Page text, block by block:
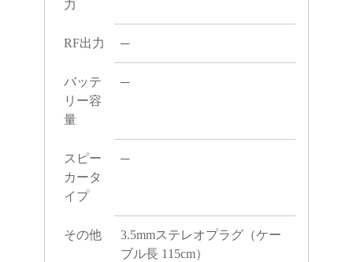
力
RF出力 ─
バッテ
リー容
量
─
スピー
カータ
イプ
─
その他
3.5mmステレオプラグ（ケー
ブル長 115cm）